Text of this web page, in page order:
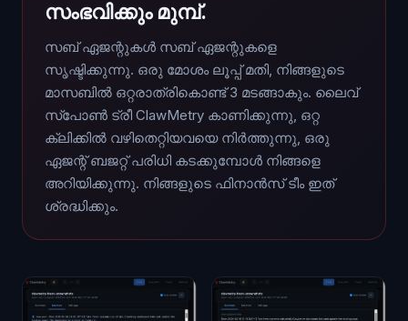
സംഭവിക്കും മുമ്പ്.
സബ് ഏജന്റുകൾ സബ് ഏജന്റുകളെ
സൃഷ്ടിക്കുന്നു. ഒരു മോശം ലൂപ്പ് മതി, നിങ്ങളുടെ
മാസബിൽ ഒറ്റരാത്രികൊണ്ട് 3 മടങ്ങാകും. ലൈവ്
സ്പോൺ ട്രീ ClawMetry കാണിക്കുന്നു, ഒറ്റ
ക്ലിക്കിൽ വഴിതെറ്റിയവയെ നിർത്തുന്നു, ഒരു
ഏജന്റ് ബജറ്റ് പരിധി കടക്കുമ്പോൾ നിങ്ങളെ
അറിയിക്കുന്നു. നിങ്ങളുടെ ഫിനാൻസ് ടീം ഇത്
ശ്രദ്ധിക്കും.